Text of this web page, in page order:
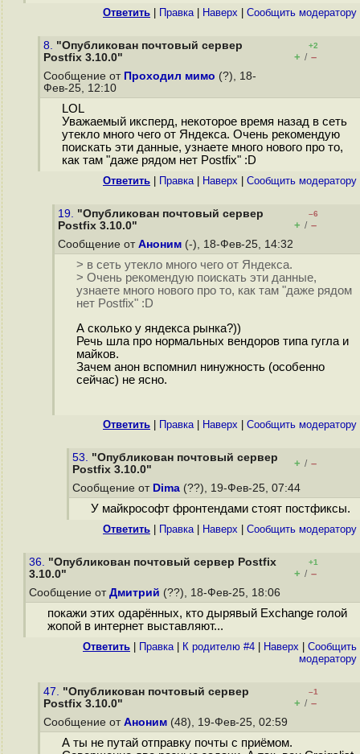
Ответить Правка| Наверх Cообщить модератору
8. "Опубликован почтовый сервер
Postfix 3.10.0"
+2
+ / –
Сообщение от Проходил мимо (?), 18-
Фев-25, 12:10
LOL
Уважаемый иксперд, некоторое время назад в сеть
утекло много чего от Яндекса. Очень рекомендую
поискать эти данные, узнаете много нового про то,
как там "даже рядом нет Postfix" :D
Ответить Правка| Наверх Cообщить модератору
19. "Опубликован почтовый сервер
Postfix 3.10.0"
–6
+ / –
Сообщение от Аноним (-), 18-Фев-25, 14:32
> в сеть утекло много чего от Яндекса.
> Очень рекомендую поискать эти данные,
узнаете много нового про то, как там "даже рядом
нет Postfix" :D
А сколько у яндекса рынка?))
Речь шла про нормальных вендоров типа гугла и
майков.
Зачем анон вспомнил нинужность (особенно
сейчас) не ясно.
Ответить Правка| Наверх Cообщить модератору
53. "Опубликован почтовый сервер
Postfix 3.10.0"
+ / –
Сообщение от Dima (??), 19-Фев-25, 07:44
У майкрософт фронтендами стоят постфиксы.
Ответить Правка| Наверх Cообщить модератору
36. "Опубликован почтовый сервер Postfix
3.10.0"
+1
+ / –
Сообщение от Дмитрий (??), 18-Фев-25, 18:06
покажи этих одарённых, кто дырявый Exchange голой
жопой в интернет выставляют...
Ответить Правка| К родителю #4 Наверх
Cообщить
модератору
47. "Опубликован почтовый сервер
Postfix 3.10.0"
–1
+ / –
Сообщение от Аноним (48), 19-Фев-25, 02:59
А ты не путай отправку почты с приёмом.